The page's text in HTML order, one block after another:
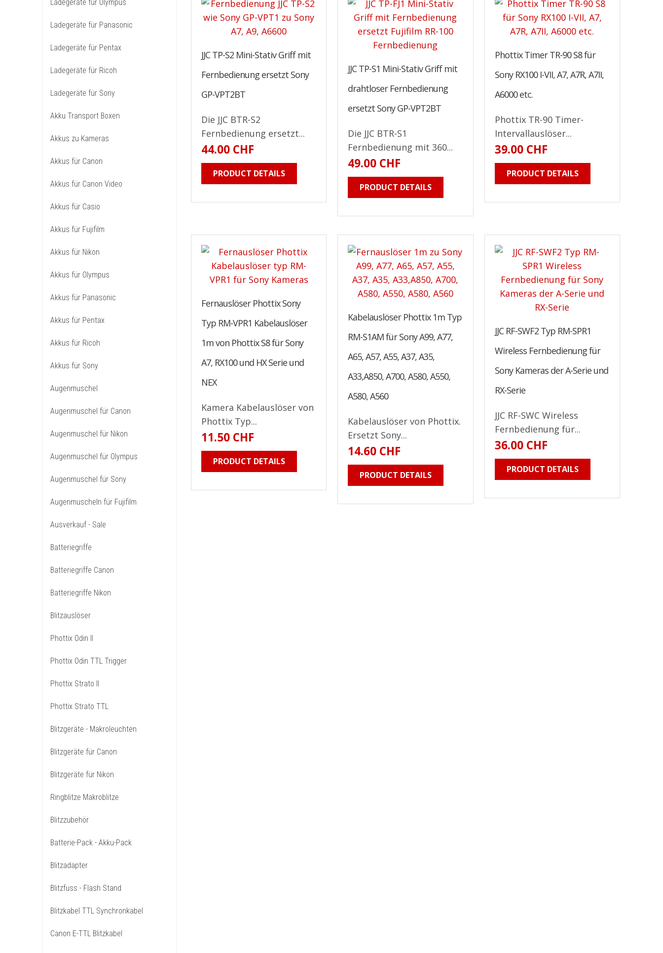
Ladegeräte für Olympus
Ladegeräte für Panasonic
Ladegeräte für Pentax
Ladegeräte für Ricoh
Ladegeräte für Sony
Akku Transport Boxen
Akkus zu Kameras
Akkus für Canon
Akkus für Canon Video
Akkus für Casio
Akkus für Fujifilm
Akkus für Nikon
Akkus für Olympus
Akkus für Panasonic
Akkus für Pentax
Akkus für Ricoh
Akkus für Sony
Augenmuschel
Augenmuschel für Canon
Augenmuschel für Nikon
Augenmuschel für Olympus
Augenmuschel für Sony
Augenmuscheln für Fujifilm
Ausverkauf - Sale
Batteriegriffe
Batteriegriffe Canon
Batteriegriffe Nikon
Blitzauslöser
Phottix Odin II
Phottix Odin TTL Trigger
Phottix Strato II
Phottix Strato TTL
Blitzgeräte - Makroleuchten
Blitzgeräte für Canon
Blitzgeräte für Nikon
Ringblitze Makroblitze
Blitzzubehör
Batterie-Pack - Akku-Pack
Blitzadapter
Blitzfuss - Flash Stand
Blitzkabel TTL Synchronkabel
Canon E-TTL Blitzkabel
JJC TP-S2 Mini-Stativ Griff mit
Fernbedienung ersetzt Sony
GP-VPT2BT
Die JJC BTR-S2
Fernbedienung ersetzt...
44.00 CHF
PRODUCT DETAILS
JJC TP-S1 Mini-Stativ Griff mit
drahtloser Fernbedienung
ersetzt Sony GP-VPT2BT
Die JJC BTR-S1
Fernbedienung mit 360...
49.00 CHF
PRODUCT DETAILS
Phottix Timer TR-90 S8 für
Sony RX100 I-VII, A7, A7R, A7II,
A6000 etc.
Phottix TR-90 Timer-
Intervallauslöser...
39.00 CHF
PRODUCT DETAILS
Fernauslöser Phottix Sony
Typ RM-VPR1 Kabelauslöser
1m von Phottix S8 für Sony
A7, RX100 und HX Serie und
NEX
Kamera Kabelauslöser von
Phottix Typ...
11.50 CHF
PRODUCT DETAILS
Kabelauslöser Phottix 1m Typ
RM-S1AM für Sony A99, A77,
A65, A57, A55, A37, A35,
A33,A850, A700, A580, A550,
A580, A560
Kabelauslöser von Phottix.
Ersetzt Sony...
14.60 CHF
PRODUCT DETAILS
JJC RF-SWF2 Typ RM-SPR1
Wireless Fernbedienung für
Sony Kameras der A-Serie und
RX-Serie
JJC RF-SWC Wireless
Fernbedienung für...
36.00 CHF
PRODUCT DETAILS